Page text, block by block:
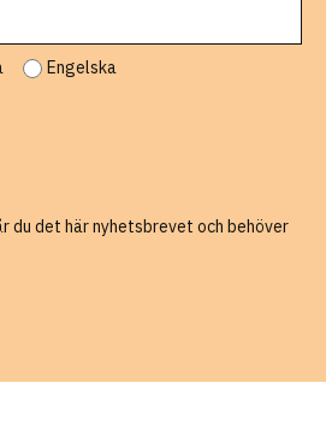
Engelska
du det här nyhetsbrevet och behöver
LINKEDIN
PÅ YOUTUBE